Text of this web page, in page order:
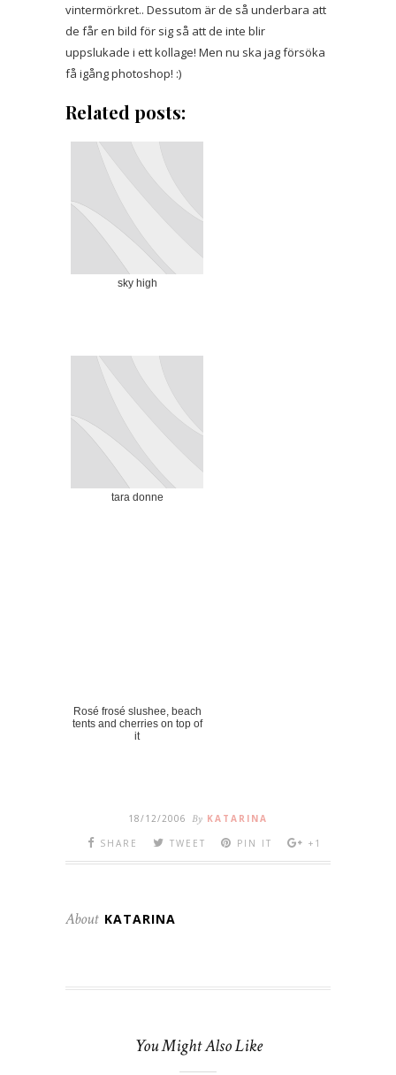
vintermörkret.. Dessutom är de så underbara att
de får en bild för sig så att de inte blir
uppslukade i ett kollage! Men nu ska jag försöka
få igång photoshop! :)
Related posts:
sky high
tara donne
Rosé frosé slushee, beach
tents and cherries on top of
it
18/12/2006 By KATARINA
SHARE
TWEET PIN IT +1
About KATARINA
You Might Also Like